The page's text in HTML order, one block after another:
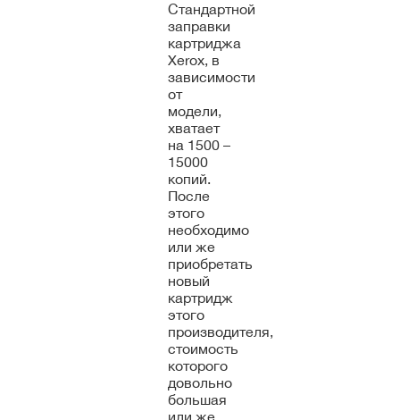
Стандартной
заправки
картриджа
Xerox, в
зависимости
от
модели,
хватает
на 1500 –
15000
копий.
После
этого
необходимо
или же
приобретать
новый
картридж
этого
производителя,
стоимость
которого
довольно
большая
или же